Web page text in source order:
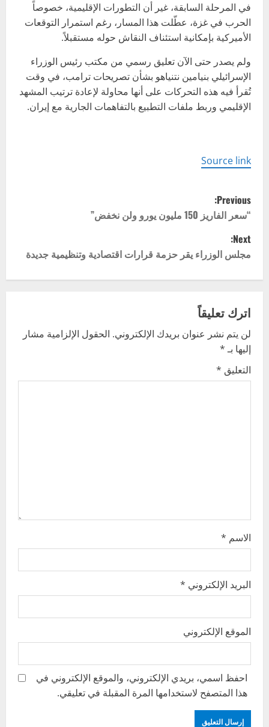
في المرحلة السابقة، غير أن التطورات الإقليمية، خصوصاً
الحرب في غزة، عطّلت هذا المسار، رغم استمرار التوقعات
الأميركية بإمكانية استئناف النقاش حوله مستقبلاً.
ولم يصدر حتى الآن تعليق رسمي من مكتب رئيس الوزراء
الإسرائيلي بنيامين نتنياهو بشأن تصريحات ترامب، في وقت
تُقرأ فيه هذه التحركات على أنها محاولة لإعادة ترتيب المشهد
الإقليمي وربط ملفات التطبيع بالتفاهمات الجارية مع إيران.
Source link
P
o
s
a
v
i
n
Previous:
“سعر الفاريز 150 مليون يورو ولن نخفض”
Next:
مجلس الوزراء يقر حزمة قرارات اقتصادية وتنظيمية جديدة
اترك تعليقاً
لن يتم نشر عنوان بريدك الإلكتروني. الحقول الإلزامية مشار
إليها بـ*
التعليق *
الاسم *
البريد الإلكتروني *
الموقع الإلكتروني
احفظ اسمي، بريدي الإلكتروني، والموقع الإلكتروني في
هذا المتصفح لاستخدامها المرة المقبلة في تعليقي.